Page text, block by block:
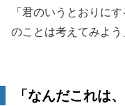
「君のいうとおりに
のことは考えてみよう
「なんだこれは